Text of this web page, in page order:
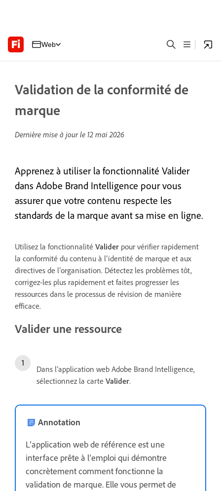
Web
Validation de la conformité de
marque
Dernière mise à jour le 12 mai 2026
Apprenez à utiliser la fonctionnalité Valider
dans Adobe Brand Intelligence pour vous
assurer que votre contenu respecte les
standards de la marque avant sa mise en ligne.
Utilisez la fonctionnalité Valider pour vérifier rapidement
la conformité du contenu à l’identité de marque et aux
directives de l’organisation. Détectez les problèmes tôt,
corrigez-les plus rapidement et faites progresser les
ressources dans le processus de révision de manière
efficace.
Valider une ressource
Dans l’application web Adobe Brand Intelligence,
sélectionnez la carte Valider.
Annotation
L’application web de référence est une
interface prête à l’emploi qui démontre
concrètement comment fonctionne la
validation de marque. Elle vous permet de